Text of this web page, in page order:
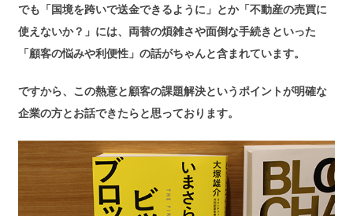
でも「国境を跨いで送金できるように」とか「不動産の売買に
使えないか？」には、両替の煩雑さや面倒な手続きといった
「顧客の悩みや利便性」の話がちゃんと含まれています。
ですから、この熱意と顧客の課題解決というポイントが明確な
企業の方とお話できたらと思っております。